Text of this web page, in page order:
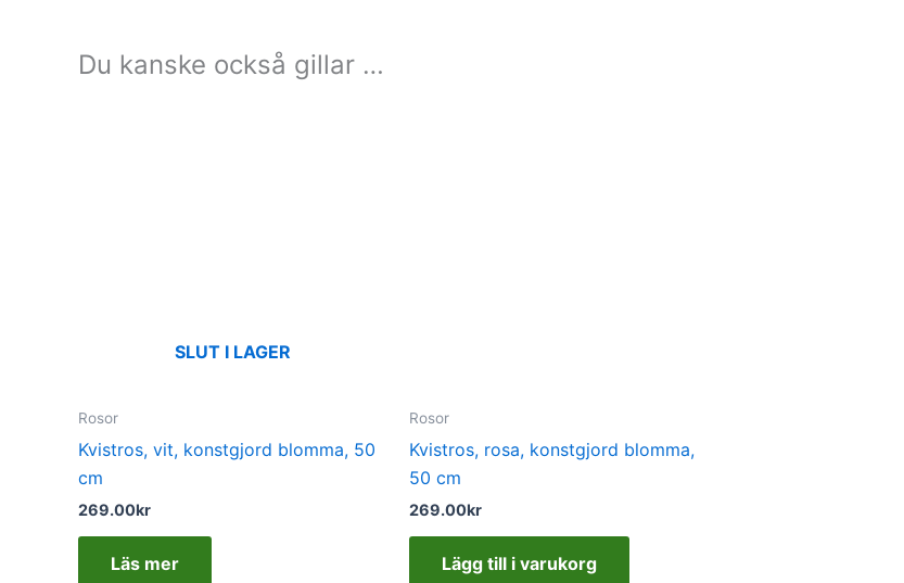
Du kanske också gillar …
SLUT I LAGER
Rosor
Kvistros, vit, konstgjord blomma, 50
cm
269.00kr
Läs mer
Rosor
Kvistros, rosa, konstgjord blomma,
50 cm
269.00kr
Lägg till i varukorg